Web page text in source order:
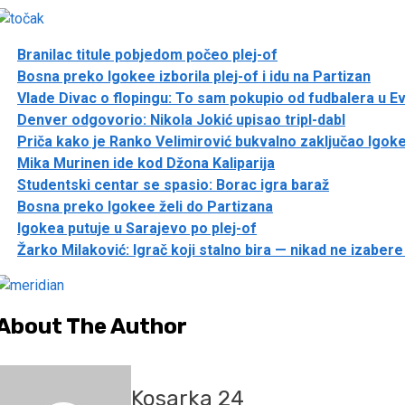
Branilac titule pobjedom počeo plej-of
Bosna preko Igokee izborila plej-of i idu na Partizan
Vlade Divac o flopingu: To sam pokupio od fudbalera u
Denver odgovorio: Nikola Jokić upisao tripl-dabl
Priča kako je Ranko Velimirović bukvalno zaključao
Mika Murinen ide kod Džona Kaliparija
Studentski centar se spasio: Borac igra baraž
Bosna preko Igokee želi do Partizana
Igokea putuje u Sarajevo po plej-of
Žarko Milaković: Igrač koji stalno bira — nikad ne
The Author
Kosarka 24